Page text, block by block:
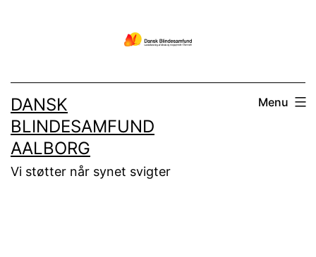
DANSK
BLINDESAMFUND
AALBORG
Vi støtter når synet svigter
Menu